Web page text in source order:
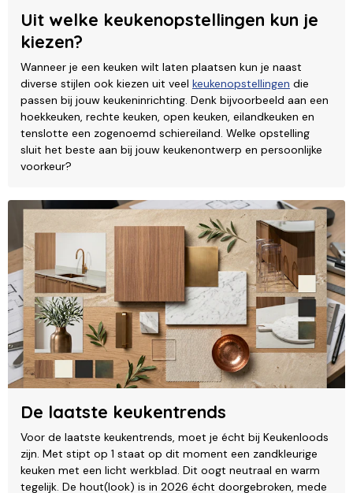
Uit welke keukenopstellingen kun je
kiezen?
Wanneer je een keuken wilt laten plaatsen kun je naast
diverse stijlen ook kiezen uit veel keukenopstellingen die
passen bij jouw keukeninrichting. Denk bijvoorbeeld aan een
hoekkeuken, rechte keuken, open keuken, eilandkeuken en
tenslotte een zogenoemd schiereiland. Welke opstelling
sluit het beste aan bij jouw keukenontwerp en persoonlijke
voorkeur?
De laatste keukentrends
Voor de laatste keukentrends, moet je écht bij Keukenloods
zijn. Met stipt op 1 staat op dit moment een zandkleurige
keuken met een licht werkblad. Dit oogt neutraal en warm
tegelijk. De hout(look) is in 2026 écht doorgebroken, mede